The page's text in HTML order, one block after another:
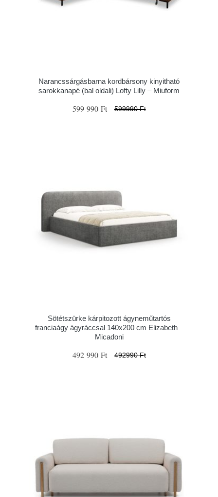
Narancssárgásbarna kordbársony kinyitható
sarokkanapé (bal oldali) Lofty Lilly – Miuform
599 990 Ft 599990 Ft
Sötétszürke kárpitozott ágyneműtartós
franciaágy ágyráccsal 140x200 cm Elizabeth –
Micadoni
492 990 Ft 492990 Ft